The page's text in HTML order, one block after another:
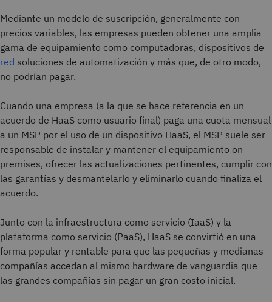
Mediante un modelo de suscripción, generalmente con
precios variables, las empresas pueden obtener una amplia
gama de equipamiento como computadoras, dispositivos de
red soluciones de automatización y más que, de otro modo,
no podrían pagar.
Cuando una empresa (a la que se hace referencia en un
acuerdo de HaaS como usuario final) paga una cuota mensual
a un MSP por el uso de un dispositivo HaaS, el MSP suele ser
responsable de instalar y mantener el equipamiento on
premises, ofrecer las actualizaciones pertinentes, cumplir con
las garantías y desmantelarlo y eliminarlo cuando finaliza el
acuerdo.
Junto con la infraestructura como servicio (IaaS) y la
plataforma como servicio (PaaS), HaaS se convirtió en una
forma popular y rentable para que las pequeñas y medianas
compañías accedan al mismo hardware de vanguardia que
las grandes compañías sin pagar un gran costo inicial.